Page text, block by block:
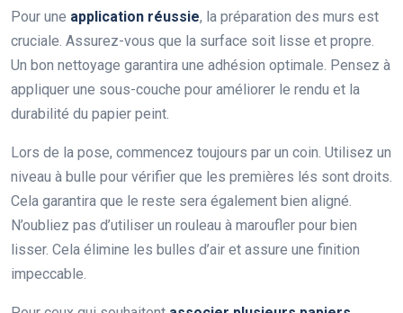
Pour une application réussie, la préparation des murs est
cruciale. Assurez-vous que la surface soit lisse et propre.
Un bon nettoyage garantira une adhésion optimale. Pensez à
appliquer une sous-couche pour améliorer le rendu et la
durabilité du papier peint.
Lors de la pose, commencez toujours par un coin. Utilisez un
niveau à bulle pour vérifier que les premières lés sont droits.
Cela garantira que le reste sera également bien aligné.
N’oubliez pas d’utiliser un rouleau à maroufler pour bien
lisser. Cela élimine les bulles d’air et assure une finition
impeccable.